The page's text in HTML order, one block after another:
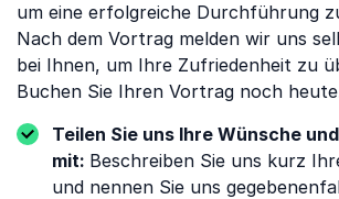
um eine erfolgreiche Durchführung
Nach dem Vortrag melden wir uns
bei Ihnen, um Ihre Zufriedenheit zu
Buchen Sie Ihren Vortrag noch
Teilen Sie uns Ihre Wünsche
mit: Beschreiben Sie uns kurz
und nennen Sie uns